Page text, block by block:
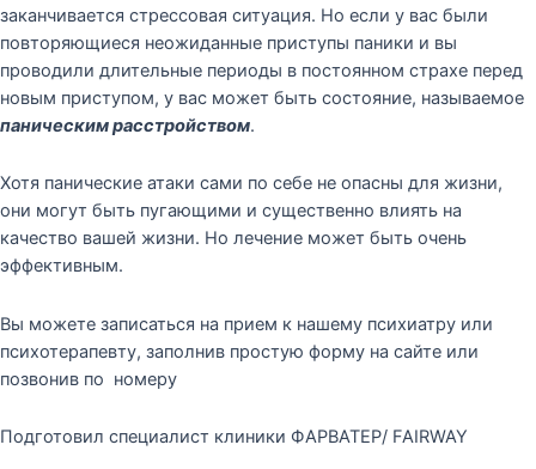
заканчивается стрессовая ситуация. Но если у вас были
повторяющиеся неожиданные приступы паники и вы
проводили длительные периоды в постоянном страхе перед
новым приступом, у вас может быть состояние, называемое
паническим расстройством.
Хотя панические атаки сами по себе не опасны для жизни,
они могут быть пугающими и существенно влиять на
качество вашей жизни. Но лечение может быть очень
эффективным.
Вы можете записаться на прием к нашему психиатру или
психотерапевту, заполнив простую форму на сайте или
позвонив по номеру
Подготовил специалист клиники ФАРВАТЕР/ FAIRWAY